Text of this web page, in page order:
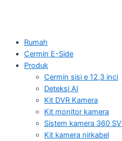
Rumah
Cermin E-Side
Produk
Cermin sisi e 12,3 inci
Deteksi AI
Kit DVR Kamera
Kit monitor kamera
Sistem kamera 360
Kit kamera nirkabel